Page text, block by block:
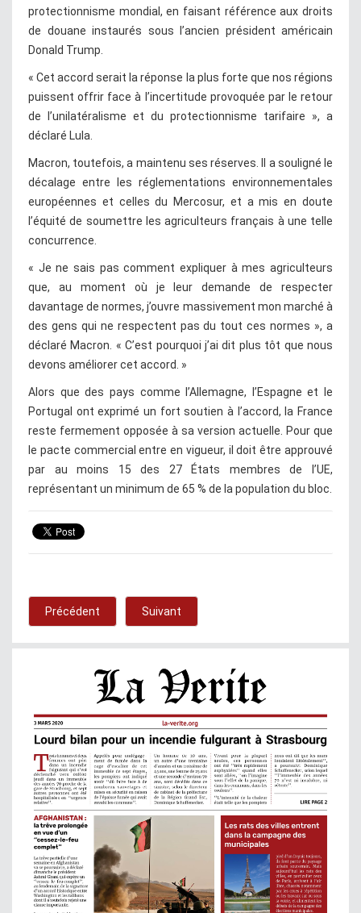
protectionnisme mondial, en faisant référence aux droits
de douane instaurés sous l’ancien président américain
Donald Trump.
« Cet accord serait la réponse la plus forte que nos régions
puissent offrir face à l’incertitude provoquée par le retour
de l’unilatéralisme et du protectionnisme tarifaire », a
déclaré Lula.
Macron, toutefois, a maintenu ses réserves. Il a souligné le
décalage entre les réglementations environnementales
européennes et celles du Mercosur, et a mis en doute
l’équité de soumettre les agriculteurs français à une telle
concurrence.
« Je ne sais pas comment expliquer à mes agriculteurs
que, au moment où je leur demande de respecter
davantage de normes, j’ouvre massivement mon marché à
des gens qui ne respectent pas du tout ces normes », a
déclaré Macron. « C’est pourquoi j’ai dit plus tôt que nous
devons améliorer cet accord. »
Alors que des pays comme l’Allemagne, l’Espagne et le
Portugal ont exprimé un fort soutien à l’accord, la France
reste fermement opposée à sa version actuelle. Pour que
le pacte commercial entre en vigueur, il doit être approuvé
par au moins 15 des 27 États membres de l’UE,
représentant un minimum de 65 % de la population du bloc.
Précédent Suivant